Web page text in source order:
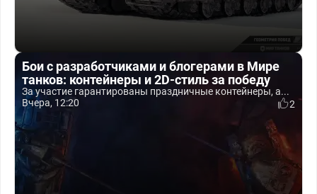
Бои с разработчиками и блогерами в Мире
танков: контейнеры и 2D-стиль за победу
За участие гарантированы праздничные контейнеры, а...
Вчера, 12:20
2